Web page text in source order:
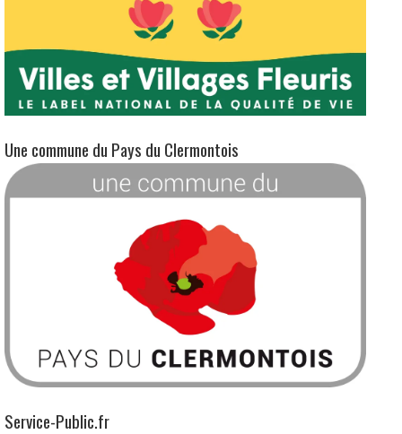
Une commune du Pays du Clermontois
Service-Public.fr